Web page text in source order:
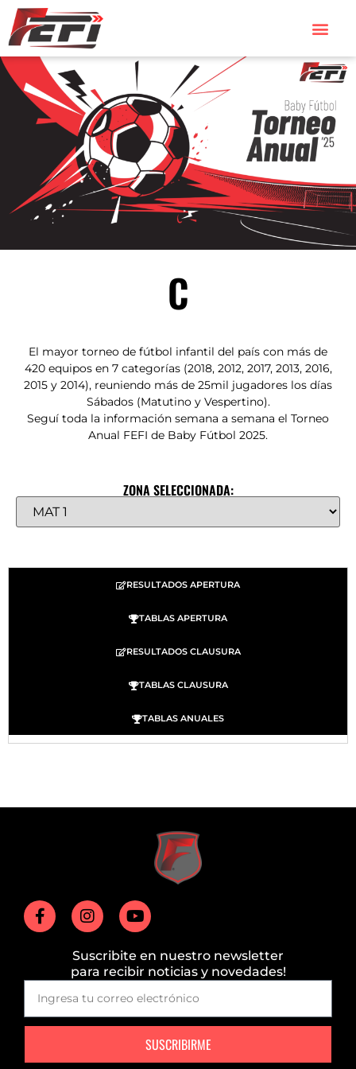
C
El mayor torneo de fútbol infantil del país con más de
420 equipos en 7 categorías (2018, 2012, 2017, 2013, 2016,
2015 y 2014), reuniendo más de 25mil jugadores los días
Sábados (Matutino y Vespertino).
Seguí toda la información semana a semana el Torneo
Anual FEFI de Baby Fútbol 2025.
ZONA SELECCIONADA:
RESULTADOS APERTURA
TABLAS APERTURA
RESULTADOS CLAUSURA
TABLAS CLAUSURA
TABLAS ANUALES
Suscribite en nuestro newsletter
para recibir noticias y novedades!
SUSCRIBIRME